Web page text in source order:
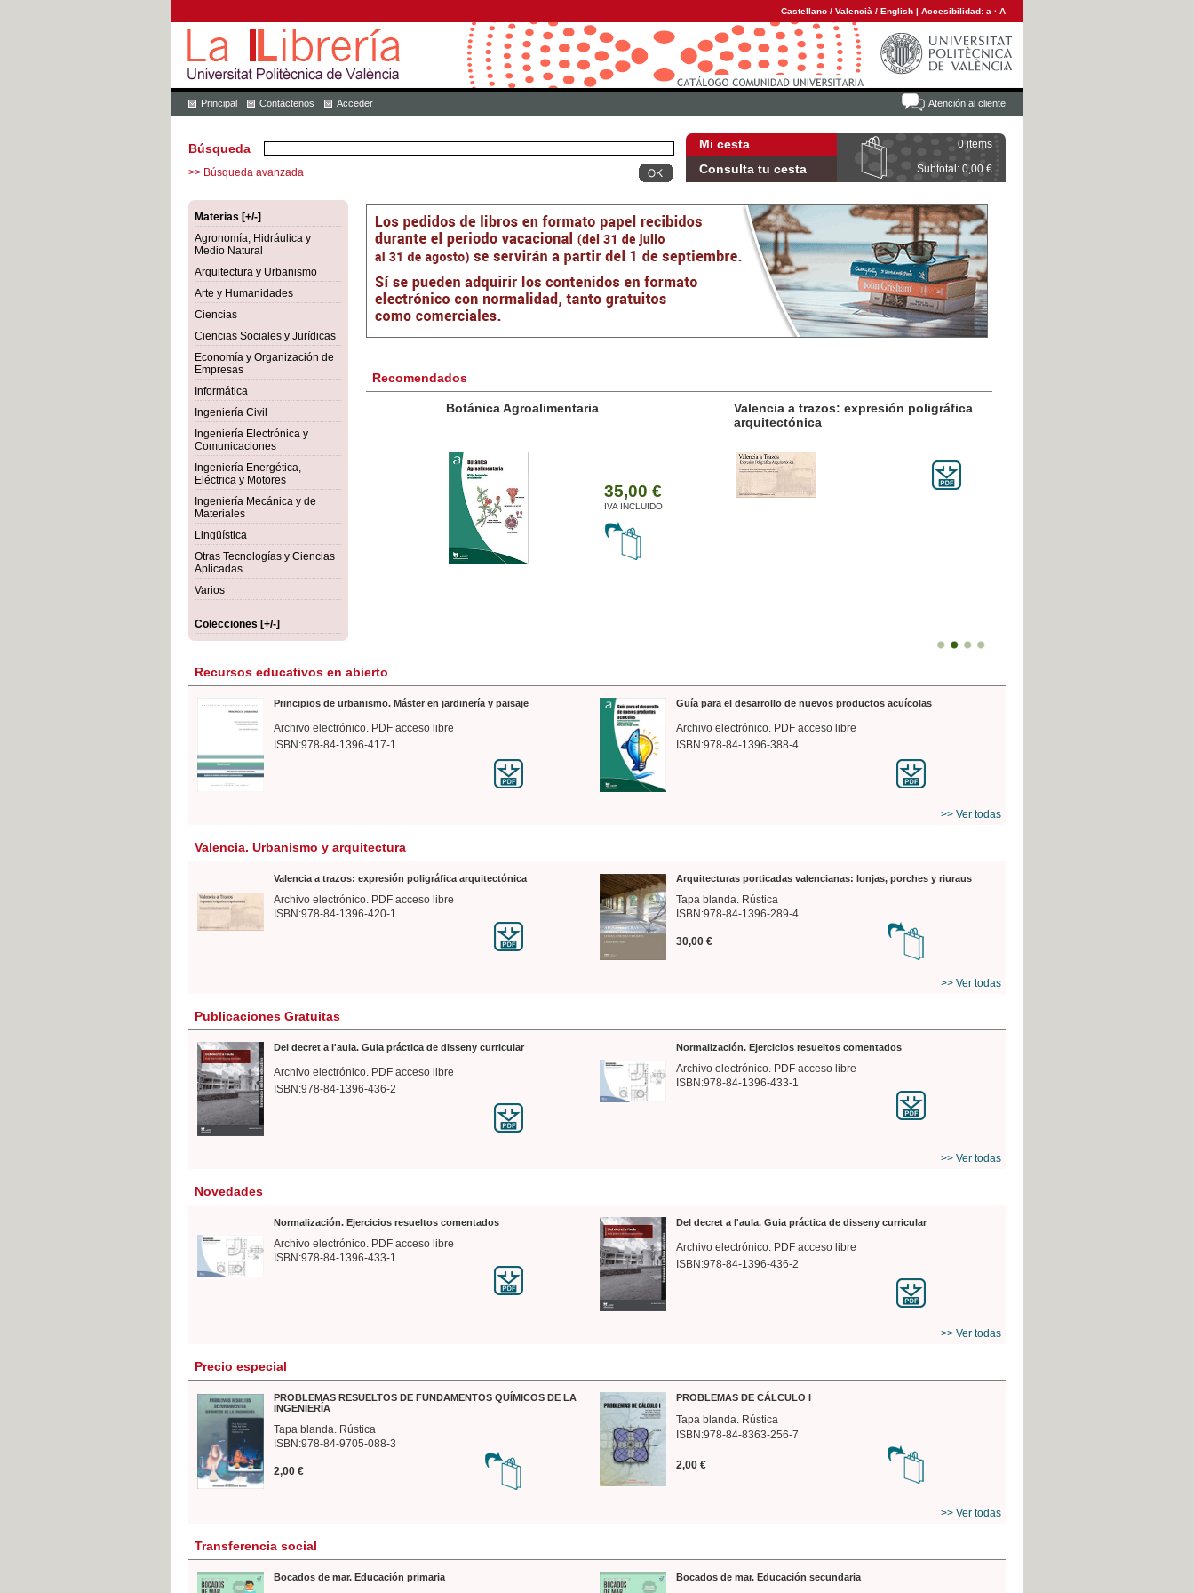
Castellano / Valencià / English | Accesibilidad: a · A
Atención al cliente
Principal Contáctenos Acceder
Mi cesta 0 items
Consulta tu cesta Subtotal: 0,00 €
Búsqueda
>> Búsqueda avanzada
Materias [+/-]
Agronomía, Hidráulica y
Medio Natural
Arquitectura y Urbanismo
Arte y Humanidades
Ciencias
Ciencias Sociales y Jurídicas
Economía y Organización de
Empresas
Informática
Ingeniería Civil
Ingeniería Electrónica y
Comunicaciones
Ingeniería Energética,
Eléctrica y Motores
Ingeniería Mecánica y de
Materiales
Lingüística
Otras Tecnologías y Ciencias
Aplicadas
Varios
Colecciones [+/-]
Recomendados
Botánica Agroalimentaria
Valencia a trazos: expresión poligráfica
arquitectónica
Recursos educativos en abierto
Principios de urbanismo. Máster en jardinería y paisaje
Archivo electrónico. PDF acceso libre
ISBN:978-84-1396-417-1
Guía para el desarrollo de nuevos productos acuícolas
Archivo electrónico. PDF acceso libre
ISBN:978-84-1396-388-4
>> Ver todas
Valencia. Urbanismo y arquitectura
Valencia a trazos: expresión poligráfica arquitectónica
Archivo electrónico. PDF acceso libre
ISBN:978-84-1396-420-1
Arquitecturas porticadas valencianas: lonjas, porches y riuraus
Tapa blanda. Rústica
ISBN:978-84-1396-289-4
30,00 €
>> Ver todas
Publicaciones Gratuitas
Del decret a l'aula. Guia práctica de disseny curricular
Archivo electrónico. PDF acceso libre
ISBN:978-84-1396-436-2
Normalización. Ejercicios resueltos comentados
Archivo electrónico. PDF acceso libre
ISBN:978-84-1396-433-1
>> Ver todas
Novedades
Normalización. Ejercicios resueltos comentados
Archivo electrónico. PDF acceso libre
ISBN:978-84-1396-433-1
Del decret a l'aula. Guia práctica de disseny curricular
Archivo electrónico. PDF acceso libre
ISBN:978-84-1396-436-2
>> Ver todas
Precio especial
PROBLEMAS RESUELTOS DE FUNDAMENTOS QUÍMICOS DE LA
INGENIERÍA
Tapa blanda. Rústica
ISBN:978-84-9705-088-3
2,00 €
PROBLEMAS DE CÁLCULO I
Tapa blanda. Rústica
ISBN:978-84-8363-256-7
2,00 €
>> Ver todas
Transferencia social
Bocados de mar. Educación primaria Bocados de mar. Educación secundaria